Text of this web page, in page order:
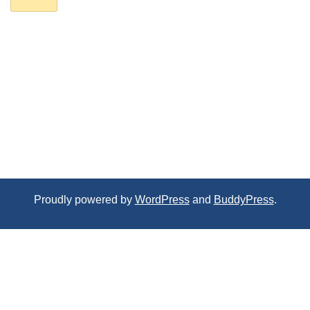
Proudly powered by WordPressand BuddyPress.